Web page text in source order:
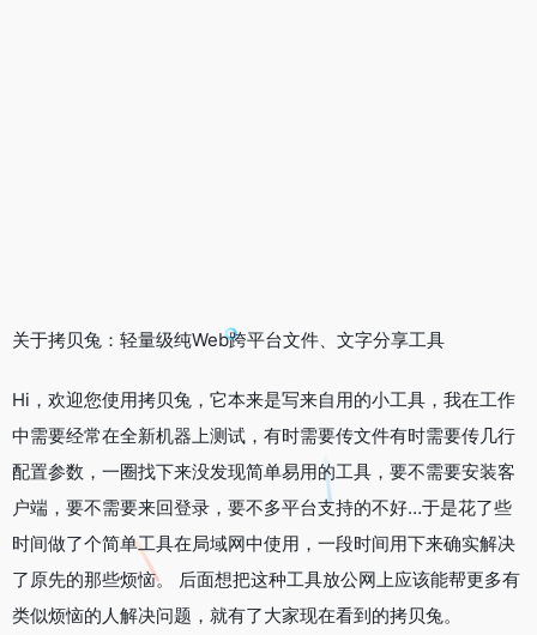
关于拷贝兔：轻量级纯Web跨平台文件、文字分享工具
Hi，欢迎您使用拷贝兔，它本来是写来自用的小工具，我在工作
中需要经常在全新机器上测试，有时需要传文件有时需要传几行
配置参数，一圈找下来没发现简单易用的工具，要不需要安装客
户端，要不需要来回登录，要不多平台支持的不好…于是花了些
时间做了个简单工具在局域网中使用，一段时间用下来确实解决
了原先的那些烦恼。 后面想把这种工具放公网上应该能帮更多有
类似烦恼的人解决问题，就有了大家现在看到的拷贝兔。